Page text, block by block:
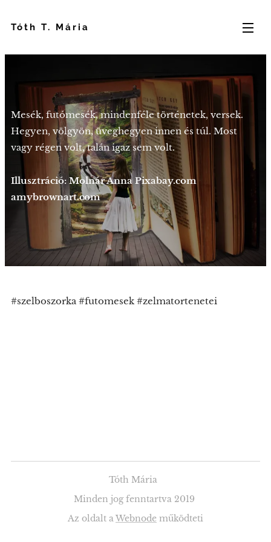
Tóth T. Mária
Mesék, futómesék, mindenféle történetek, versek.
Hegyen, völgyön, üveghegyen innen és túl. Most
vagy régen volt, talán igaz sem volt.
Illusztráció: Molnár Anna Pixabay.com
amybrownart.com
#szelboszorka #futomesek #zelmatortenetei
Tóth Mária
Minden jog fenntartva 2019
Az oldalt aWebnode működteti